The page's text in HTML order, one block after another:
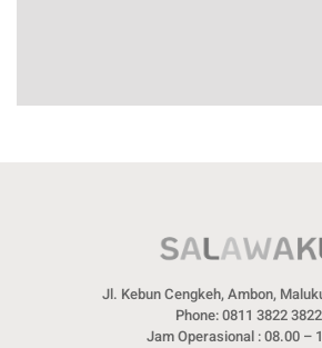
Jl. Kebun Cengkeh, Ambon,
Phone: 0811 3822 3822
Jam Operasional : 08.00 –